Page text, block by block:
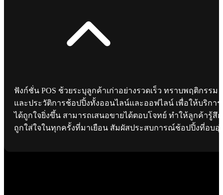
ฟังก์ชั่น POS ช้วยระบุลูกค้าเก่าอย่างรวดเร็ว ทราบพฤติกรรม
และประวัติการช้อปปิ้งทั้งออนไลน์และออฟไลน์ เพื่อให้บริการ
ได้ถูกใจยิ่งขึ้น สามารถเสนอขายได้ตอบโจทย์ ทำให้ลูกค้ารู้สึก
ถูกใส่ใจในทุกครั้งที่มาเยือน สัมผัสประสบการณ์ช้อปปิ้งที่อบอุ่